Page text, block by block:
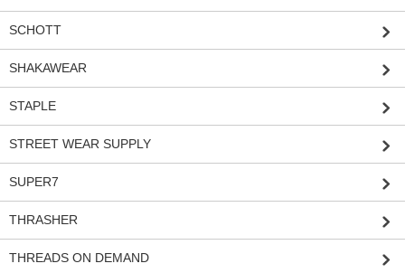
SCHOTT
SHAKAWEAR
STAPLE
STREET WEAR SUPPLY
SUPER7
THRASHER
THREADS ON DEMAND